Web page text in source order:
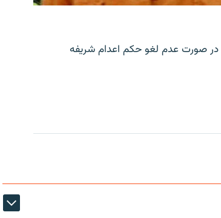
در صورت عدم لغو حکم اعدام شریفه